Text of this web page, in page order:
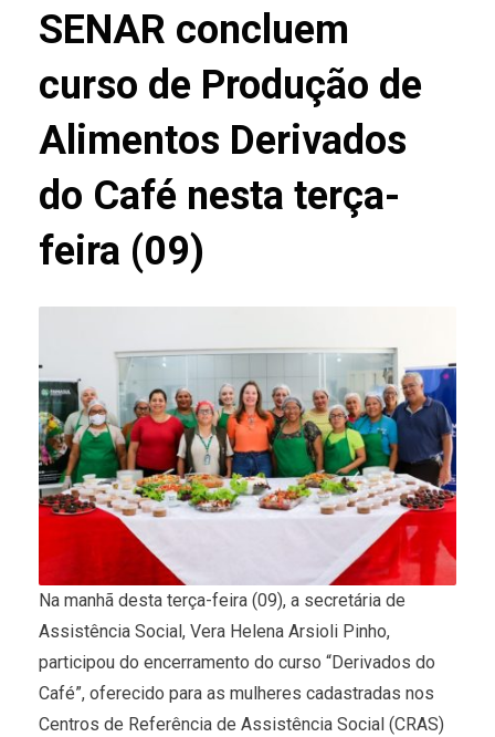
SENAR concluem
curso de Produção de
Alimentos Derivados
do Café nesta terça-
feira (09)
Na manhã desta terça-feira (09), a secretária de
Assistência Social, Vera Helena Arsioli Pinho,
participou do encerramento do curso “Derivados do
Café”, oferecido para as mulheres cadastradas nos
Centros de Referência de Assistência Social (CRAS)